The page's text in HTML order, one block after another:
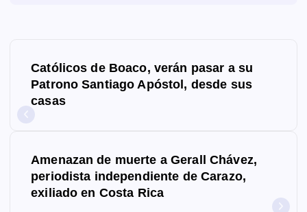
Católicos de Boaco, verán pasar a su
Patrono Santiago Apóstol, desde sus
casas
Amenazan de muerte a Gerall Chávez,
periodista independiente de Carazo,
exiliado en Costa Rica